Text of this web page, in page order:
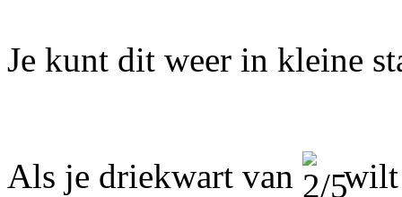
Je kunt dit weer in kleine
Als je driekwart van
wilt